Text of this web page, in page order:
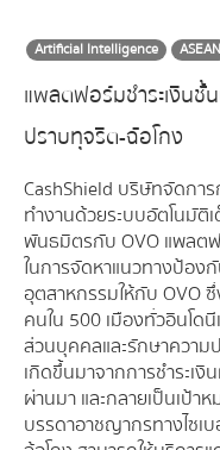
Artificial Intelligence ASEAN
แพลตฟอร์มชำระเงินชั้
ปราบทุจริต-ฉ้อโกง
CashShield บริษัทจัดกา
ทำงานด้วยระบบอัตโนมัติ
พันธมิตรกับ OVO แพลตฟ
ในการจัดหาแนวทางป้อง
อุตสาหกรรมให้กับ OVO
คนใน 500 เมืองทั่วอินโด
ส่วนบุคคลและรักษาควา
เกิดขึ้นมาจากการชำระเ
ผ่านมา และกลายเป็นเป้า
บรรดาอาชญากรทางไซเ